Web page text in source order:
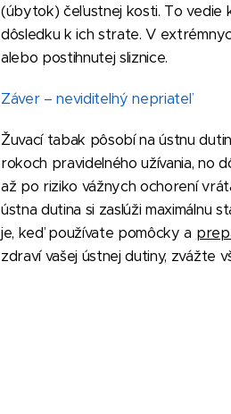
(úbytok) čeľustnej kosti. To vedie
dôsledku k ich strate. V
alebo postihnutej sliznice.
Záver – neviditeľný nepriateľ
Žuvací tabak pôsobí na ústnu
rokoch pravidelného užívania, no
až po riziko vážnych ochorení
ústna dutina si zaslúži maximálnu
je, keď používate pomôcky a
zdraví vašej ústnej dutiny, zvážte